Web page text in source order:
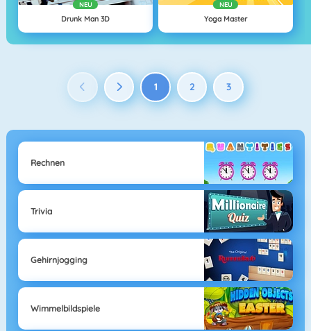
NEU
Drunk Man 3D
NEU
Yoga Master
1 2 3
Rechnen
Trivia
Gehirnjogging
Wimmelbildspiele